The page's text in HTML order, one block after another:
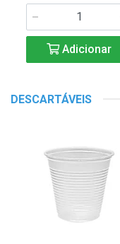
Adicionar
DESCARTÁVEIS